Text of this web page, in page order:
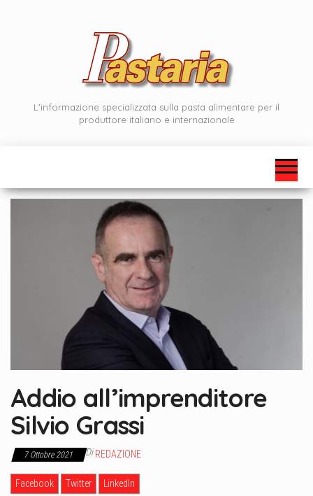
L'informazione specializzata sulla pasta alimentare per il
produttore italiano e internazionale
Addio all’imprenditore
Silvio Grassi
7 Ottobre 2021 Di REDAZIONE
Facebook Twitter LinkedIn